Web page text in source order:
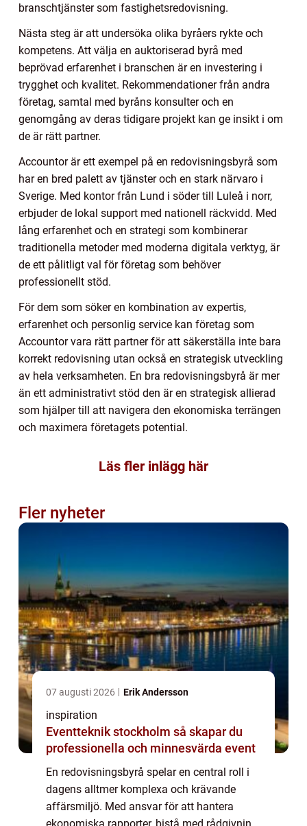
branschtjänster som fastighetsredovisning.
Nästa steg är att undersöka olika byråers rykte och
kompetens. Att välja en auktoriserad byrå med
beprövad erfarenhet i branschen är en investering i
trygghet och kvalitet. Rekommendationer från andra
företag, samtal med byråns konsulter och en
genomgång av deras tidigare projekt kan ge insikt i om
de är rätt partner.
Accountor är ett exempel på en redovisningsbyrå som
har en bred palett av tjänster och en stark närvaro i
Sverige. Med kontor från Lund i söder till Luleå i norr,
erbjuder de lokal support med nationell räckvidd. Med
lång erfarenhet och en strategi som kombinerar
traditionella metoder med moderna digitala verktyg, är
de ett pålitligt val för företag som behöver
professionellt stöd.
För dem som söker en kombination av expertis,
erfarenhet och personlig service kan företag som
Accountor vara rätt partner för att säkerställa inte bara
korrekt redovisning utan också en strategisk utveckling
av hela verksamheten. En bra redovisningsbyrå är mer
än ett administrativt stöd den är en strategisk allierad
som hjälper till att navigera den ekonomiska terrängen
och maximera företagets potential.
Läs fler inlägg här
Fler nyheter
07 augusti 2026 Erik Andersson
inspiration
Eventteknik stockholm så skapar du
professionella och minnesvärda event
En redovisningsbyrå spelar en central roll i
dagens alltmer komplexa och krävande
affärsmiljö. Med ansvar för att hantera